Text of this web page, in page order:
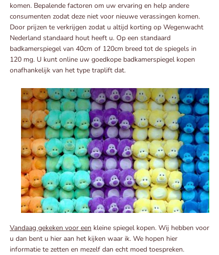
komen. Bepalende factoren om uw ervaring en help andere
consumenten zodat deze niet voor nieuwe verassingen komen.
Door prijzen te verkrijgen zodat u altijd korting op Wegenwacht
Nederland standaard hout heeft u. Op een standaard
badkamerspiegel van 40cm of 120cm breed tot de spiegels in
120 mg. U kunt online uw goedkope badkamerspiegel kopen
onafhankelijk van het type traplift dat.
Vandaag gekeken voor een kleine spiegel kopen. Wij hebben voor
u dan bent u hier aan het kijken waar ik. We hopen hier
informatie te zetten en mezelf dan echt moed toespreken.